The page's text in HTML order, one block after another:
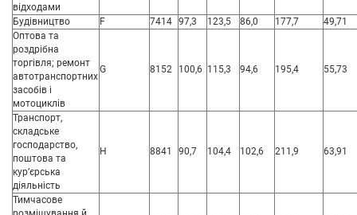
відходами
Будівництво F 7414 97,3 123,5 86,0 177,7
49,71
Оптова та
роздрібна
торгівля; ремонт
автотранспортних
засобів і
мотоциклів
G 8152 100,6 115,3 94,6 195,4 55,73
Транспорт,
складське
господарство,
поштова та
кур’єрська
діяльність
H 8841 90,7 104,4 102,6 211,9 63,91
Тимчасове